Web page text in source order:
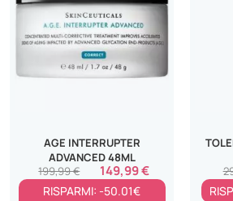
AGE INTERRUPTER
ADVANCED 48ML
149,99 €
199,99 €
RISPARMI: -50.01€